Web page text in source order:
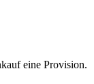
eine Provision.